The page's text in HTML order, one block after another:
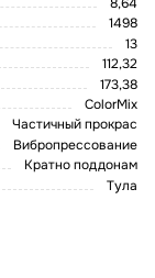
1498
13
112,32
173,38
ColorMix
Частичный прокрас
Вибропрессование
Кратно поддонам
Тула